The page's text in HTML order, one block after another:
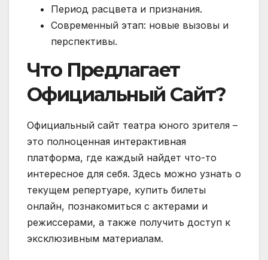
Период расцвета и признания.
Современный этап: новые вызовы и
перспективы.
Что Предлагает
Официальный Сайт?
Официальный сайт театра юного зрителя –
это полноценная интерактивная
платформа, где каждый найдет что-то
интересное для себя. Здесь можно узнать о
текущем репертуаре, купить билеты
онлайн, познакомиться с актерами и
режиссерами, а также получить доступ к
эксклюзивным материалам.